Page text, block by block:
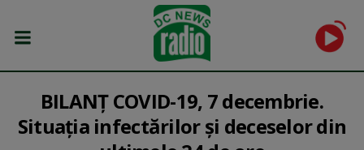
BILANȚ COVID-19, 7 decembrie.
Situația infectărilor și deceselor din